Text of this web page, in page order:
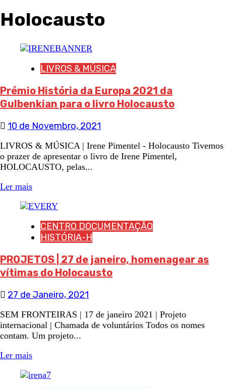
Holocausto
LIVROS & MÚSICA
Prémio História da Europa 2021 da
Gulbenkian para o livro Holocausto
10 de Novembro, 2021
LIVROS & MÚSICA | Irene Pimentel - Holocausto Tivemos
o prazer de apresentar o livro de Irene Pimentel,
HOLOCAUSTO, pelas...
Ler mais
CENTRO DOCUMENTAÇÃO
HISTÓRIA-H
PROJETOS | 27 de janeiro, homenagear as
vítimas do Holocausto
27 de Janeiro, 2021
SEM FRONTEIRAS | 17 de janeiro 2021 | Projeto
internacional | Chamada de voluntários Todos os nomes
contam. Um projeto...
Ler mais